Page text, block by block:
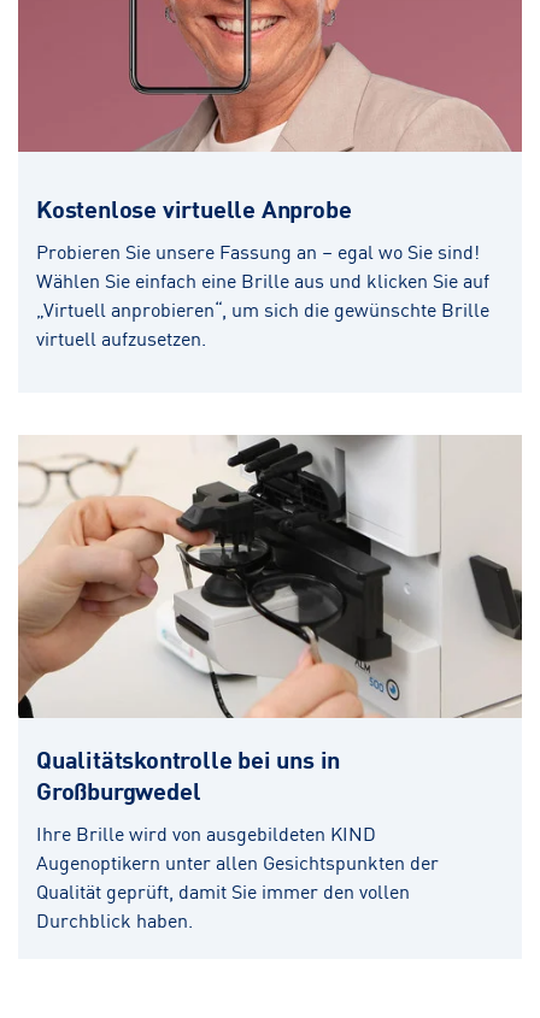
Kostenlose virtuelle Anprobe
Probieren Sie unsere Fassung an – egal wo Sie sind!
Wählen Sie einfach eine Brille aus und klicken Sie auf
„Virtuell anprobieren“, um sich die gewünschte Brille
virtuell aufzusetzen.
Qualitätskontrolle bei uns in
Großburgwedel
Ihre Brille wird von ausgebildeten KIND
Augenoptikern unter allen Gesichtspunkten der
Qualität geprüft, damit Sie immer den vollen
Durchblick haben.